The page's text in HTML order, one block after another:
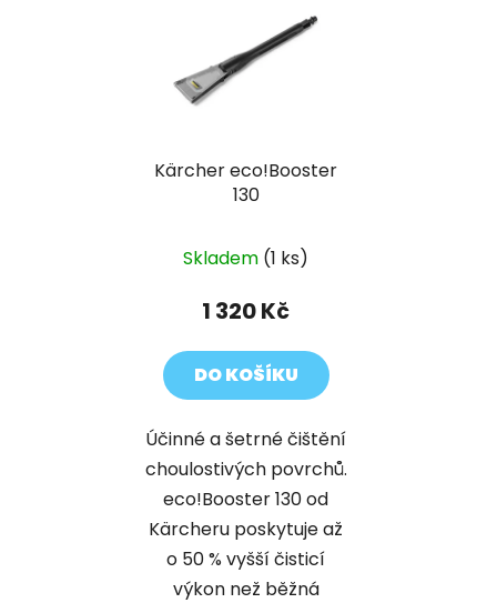
Kärcher eco!Booster
130
Skladem (1 ks)
1 320 Kč
DO KOŠÍKU
Účinné a šetrné čištění
choulostivých povrchů.
eco!Booster 130 od
Kärcheru poskytuje až
o 50 % vyšší čisticí
výkon než běžná